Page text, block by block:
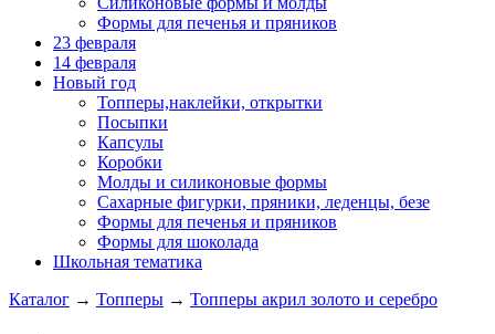
Формы для печенья и пряников
23 февраля
14 февраля
Новый год
Топперы,наклейки, открытки
Посыпки
Капсулы
Коробки
Молды и силиконовые формы
Сахарные фигурки, пряники, леденцы, безе
Формы для печенья и пряников
Формы для шоколада
Школьная тематика
Каталог → Топперы → Топперы акрил золото и серебро